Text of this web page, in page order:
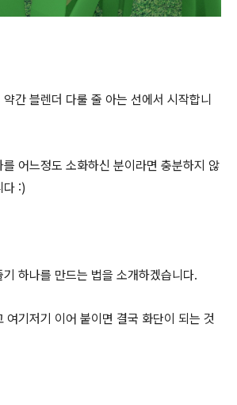
간 블렌더 다룰 줄 아는 선에서 시작합니
어느정도 소화하신 분이라면 충분하지 않
다 :)
하나를 만드는 법을 소개하겠습니다.
여기저기 이어 붙이면 결국 화단이 되는 것